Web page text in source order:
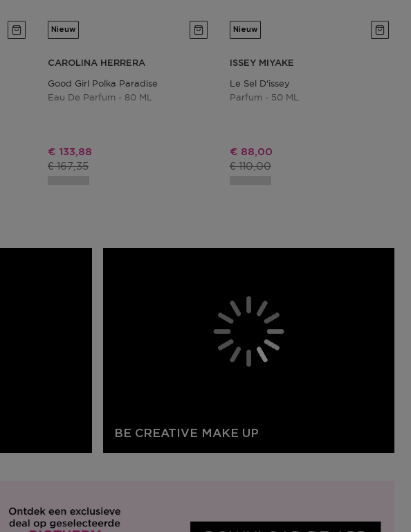
Nieuw
CAROLINA HERRERA
Good Girl Polka Paradise
Eau De Parfum - 80 ML
Kortingsprijs
€ 133,88
Productprijs
€ 167,35
Nieuw
ISSEY MIYAKE
Le Sel D'issey
Parfum - 50 ML
Kortingsprijs
€ 88,00
Productprijs
€ 110,00
BE CREATIVE MAKE UP